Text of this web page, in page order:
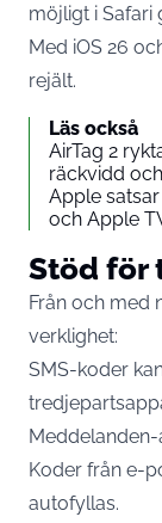
möjligt i Safari
Med iOS 26
rejält.
Läs också
AirTag 2
räckvidd
Apple
och Apple
Stöd för
Från och med
verklighet:
SMS-koder
Meddelanden-
Koder från e-
autofyllas.